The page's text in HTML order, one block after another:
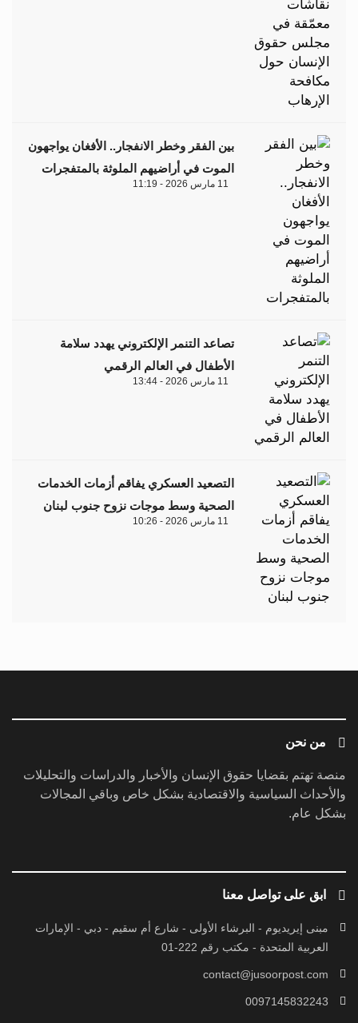
بين الفقر وخطر الانفجار.. الأفغان يواجهون
الموت في أراضيهم الملوثة بالمتفجرات
11 مارس 2026 - 11:19
تصاعد التنمر الإلكتروني يهدد سلامة
الأطفال في العالم الرقمي
11 مارس 2026 - 13:44
التصعيد العسكري يفاقم أزمات الخدمات
الصحية وسط موجات نزوح جنوب لبنان
11 مارس 2026 - 10:26
من نحن
منصة تهتم بقضايا حقوق الإنسان والأخبار والدراسات والتحليلات
والأحداث السياسية والاقتصادية بشكل خاص وباقي المجالات
بشكل عام.
ابق على تواصل معنا
مبنى إيريديوم - البرشاء الأولى - شارع أم سقيم - دبي - الإمارات
العربية المتحدة - مكتب رقم 222-01
contact@jusoorpost.com
0097145832243